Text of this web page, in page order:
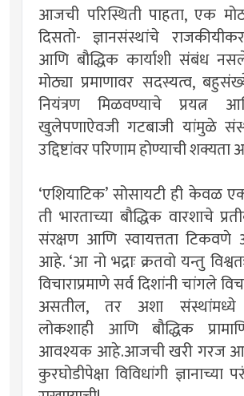
आजची परिस्थिती पाहता, एक
दिसतो- ज्ञानसंस्थांचे
आणि बौद्धिक कार्याशी संबंध
मोठ्या प्रमाणावर सदस्यत्व,
नियंत्रण मिळवण्याचे प्रयत्न
खुलेपणाऐवजी गटबाजी यांमुळे
उद्दिष्टांवर परिणाम होण्याची
‘एशियाटिक’ सोसायटी ही केवळ
ती भारताच्या बौद्धिक वारशाचे
संरक्षण आणि स्वायत्तता
आहे. ‘आ नो भद्राः क्रतवो यन्तु
विचाराप्रमाणे सर्व दिशांनी चांगले
असतील, तर अशा संस्थांमध्ये
लोकशाही आणि बौद्धिक
आवश्यक आहे.आजची खरी गरज
कुरघोडीपेक्षा विविधांगी ज्ञानाच्या